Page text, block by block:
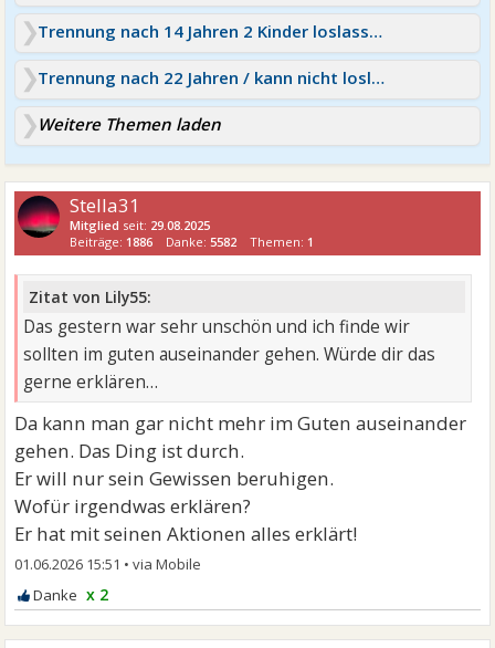
Trennung nach 14 Jahren 2 Kinder loslassen oder kämpfen
Trennung nach 22 Jahren / kann nicht loslassen
Weitere Themen laden
Stella31
Mitglied seit: 29.08.2025
Beiträge: 1886 Danke:5582 Themen: 1
Zitat von Lily55:
Das gestern war sehr unschön und ich finde wir
sollten im guten auseinander gehen. Würde dir das
gerne erklären…
Da kann man gar nicht mehr im Guten auseinander
gehen. Das Ding ist durch.
Er will nur sein Gewissen beruhigen.
Wofür irgendwas erklären?
Er hat mit seinen Aktionen alles erklärt!
01.06.2026 15:51 •
x 2